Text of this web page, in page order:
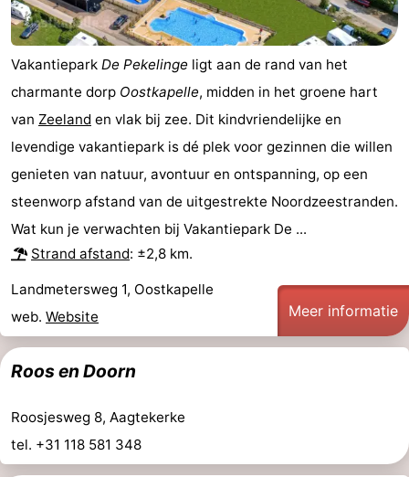
Vakantiepark De Pekelinge ligt aan de rand van het
charmante dorp Oostkapelle, midden in het groene hart
van Zeeland en vlak bij zee. Dit kindvriendelijke en
levendige vakantiepark is dé plek voor gezinnen die willen
genieten van natuur, avontuur en ontspanning, op een
steenworp afstand van de uitgestrekte Noordzeestranden.
Wat kun je verwachten bij Vakantiepark De ...
Strand afstand: ±2,8 km.
Landmetersweg 1, Oostkapelle
web. Website Meer informatie
Roos en Doorn
Roosjesweg 8, Aagtekerke
tel. +31 118 581 348